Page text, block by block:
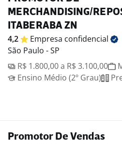
MERCHANDISING/
ITABERABA ZN
4,2 Empresa confidencial
São Paulo - SP
R$ 1.800,00 a R$ 3.100,00
Ensino Médio (2º Grau)
Promotor De Vendas